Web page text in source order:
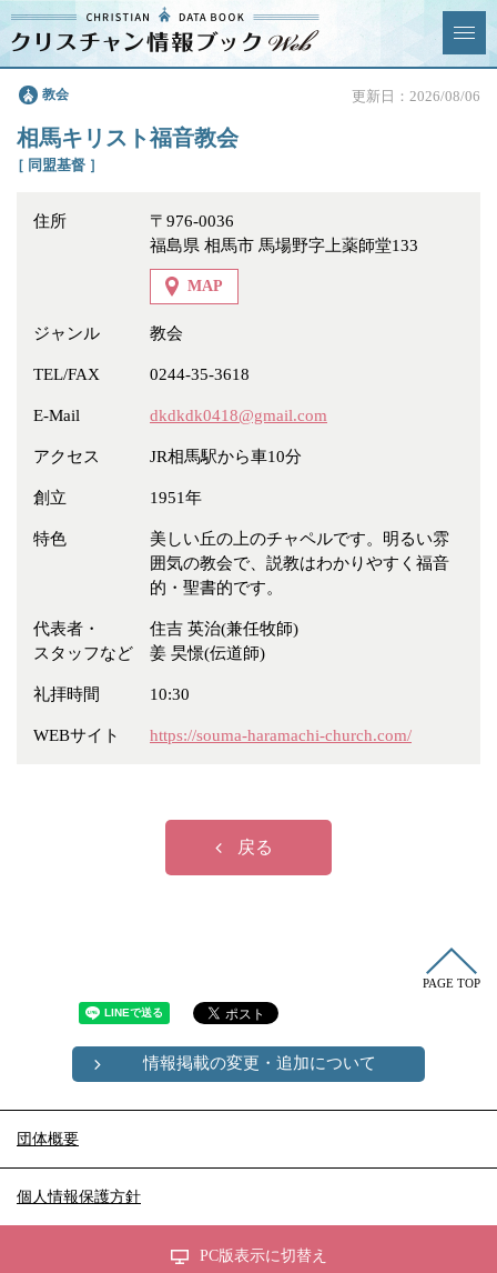
クリスチャン
情報ブックとは
News & Topics
よくあるご質問
教会 学校・幼稚園・神学校
特別集会奉仕者 医療・福祉
冠婚葬祭
教団教派 宿泊・研修施設
お店・企業・その他
フリーワード
教会 更新日：2026/08/06
相馬キリスト福音教会
［ 同盟基督 ］
住所
〒976-0036
福島県 相馬市 馬場野字上薬師堂133
MAP
ジャンル 教会
TEL/FAX 0244-35-3618
E-Mail dkdkdk0418@gmail.com
アクセス JR相馬駅から車10分
創立 1951年
特色
美しい丘の上のチャペルです。明るい雰
囲気の教会で、説教はわかりやすく福音
的・聖書的です。
代表者・
スタッフなど
住吉 英治(兼任牧師)
姜 旲憬(伝道師)
礼拝時間 10:30
WEBサイト https://souma-haramachi-church.com/
戻る
PAGE TOP
情報掲載の変更・追加について
団体概要
個人情報保護方針
PC版表示に切替え